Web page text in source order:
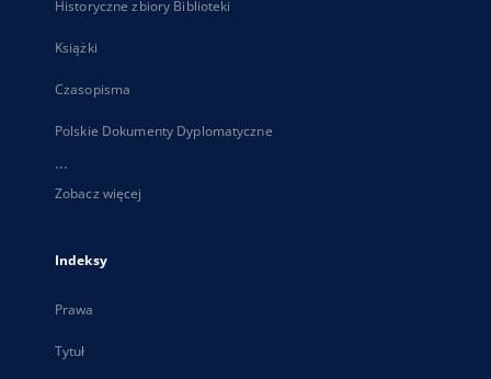
Historyczne zbiory Biblioteki
Książki
Czasopisma
Polskie Dokumenty Dyplomatyczne
...
Zobacz więcej
Indeksy
Prawa
Tytuł